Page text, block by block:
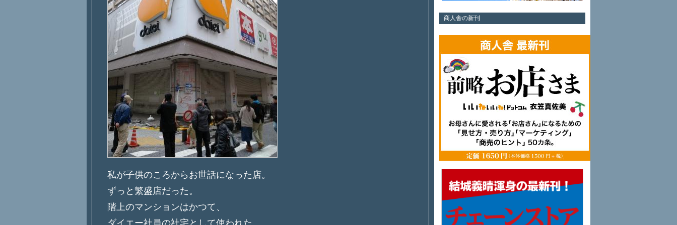
私が子供のころからお世話になった店。
ずっと繁盛店だった。
階上のマンションはかつて、
商人舎の新刊